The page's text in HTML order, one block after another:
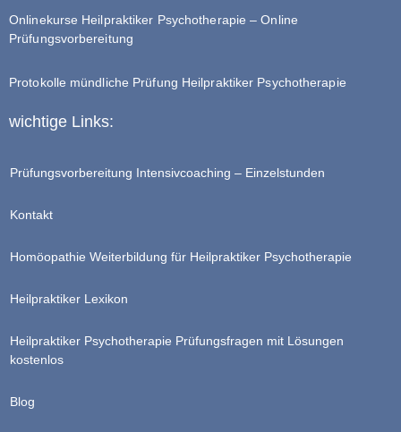
Onlinekurse Heilpraktiker Psychotherapie – Online
Prüfungsvorbereitung
Protokolle mündliche Prüfung Heilpraktiker Psychotherapie
wichtige Links:
Prüfungsvorbereitung Intensivcoaching – Einzelstunden
Kontakt
Homöopathie Weiterbildung für Heilpraktiker Psychotherapie
Heilpraktiker Lexikon
Heilpraktiker Psychotherapie Prüfungsfragen mit Lösungen
kostenlos
Blog